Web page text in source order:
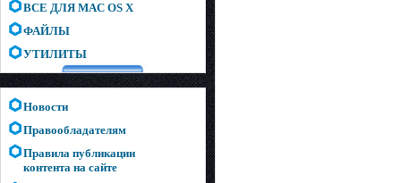
ВСЕ ДЛЯ MAC OS X
ФАЙЛЫ
УТИЛИТЫ
Новости
Правообладателям
Правила публикации
контента на сайте